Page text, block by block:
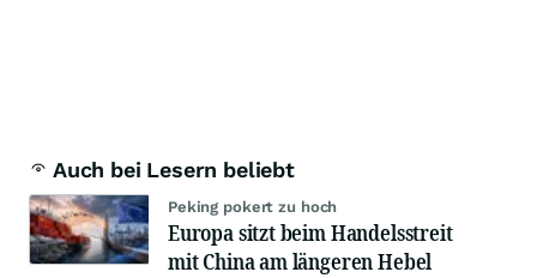
Auch bei Lesern beliebt
Peking pokert zu hoch
Europa sitzt beim Handelsstreit
mit China am längeren Hebel